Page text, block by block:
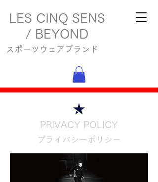
LES CINQ SENS
/ BEYOND
スポーツウェアブランド
PRIVACY POLICY
プライバシーポリシー